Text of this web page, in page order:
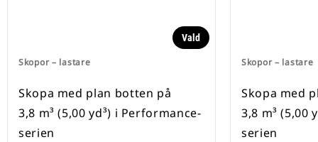
Skopor – lastare
Vald
Skopa med plan botten på
3,8 m³ (5,00 yd³) i Performance-
serien
Skopor – lastare
Skopa med
3,8 m³ (5,00
serien